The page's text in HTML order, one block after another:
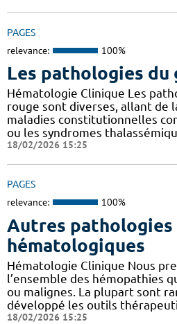
PAGES
relevance: 100%
Les pathologies du
Hématologie Clinique Les
rouge sont diverses, allant de
maladies constitutionnelles
ou les syndromes
18/02/2026 15:25
PAGES
relevance: 100%
Autres pathologies
hématologiques
Hématologie Clinique Nous
l’ensemble des hémopathies
ou malignes. La plupart sont
développé les outils
18/02/2026 15:25